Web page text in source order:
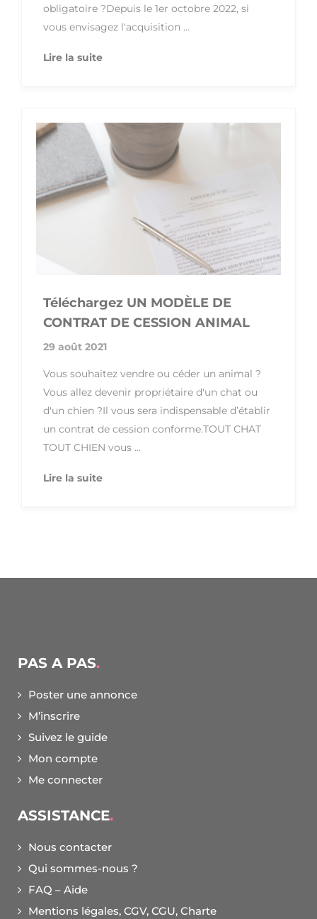
obligatoire ?Depuis le 1er octobre 2022, si
vous envisagez l'acquisition ...
Lire la suite
Téléchargez UN MODÈLE DE
CONTRAT DE CESSION ANIMAL
29 août 2021
Vous souhaitez vendre ou céder un animal ?
Vous allez devenir propriétaire d'un chat ou
d'un chien ?Il vous sera indispensable d’établir
un contrat de cession conforme.TOUT CHAT
TOUT CHIEN vous ...
Lire la suite
PAS A PAS
Poster une annonce
M’inscrire
Suivez le guide
Mon compte
Me connecter
ASSISTANCE
Nous contacter
Qui sommes-nous ?
FAQ – Aide
Mentions légales, CGV, CGU, Charte